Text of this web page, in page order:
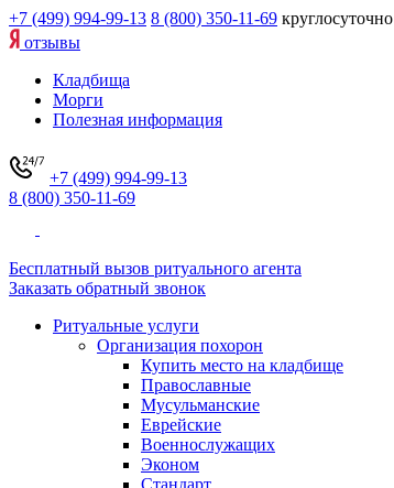
+7 (499) 994-99-13 8 (800) 350-11-69 круглосуточно
отзывы
Кладбища
Морги
Полезная информация
+7 (499) 994-99-13
8 (800) 350-11-69
Бесплатный вызов ритуального агента
Заказать обратный звонок
Ритуальные услуги
Организация похорон
Купить место на кладбище
Православные
Мусульманские
Еврейские
Военнослужащих
Эконом
Стандарт